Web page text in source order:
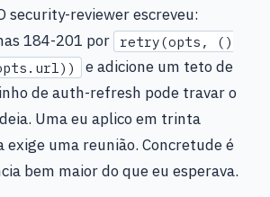
security-reviewer escreveu:
184-201 por
retry(opts, ()
e adicione um teto de
de auth-refresh pode travar o
Uma eu aplico em trinta
exige uma reunião. Concretude é
bem maior do que eu esperava.